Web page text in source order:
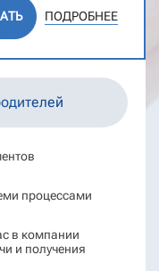
сада для
по Сантьяго в
в течение
ПОДРОБНЕЕ
процессами
в компании
и получения